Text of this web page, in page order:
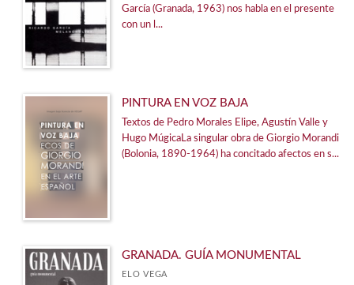
Catálogos de fotografía
Coediciones
Cuadernos de Crecientes
El Príncipe Preguntón
Empleo y Desarrollo
Genil de Literatura
Ver todas... (16)
García (Granada, 1963) nos habla en el presente
con un l...
PINTURA EN VOZ BAJA
Textos de Pedro Morales Elipe, Agustín Valle y
Hugo MúgicaLa singular obra de Giorgio Morandi
(Bolonia, 1890-1964) ha concitado afectos en s...
GRANADA. GUÍA MONUMENTAL
ELO VEGA